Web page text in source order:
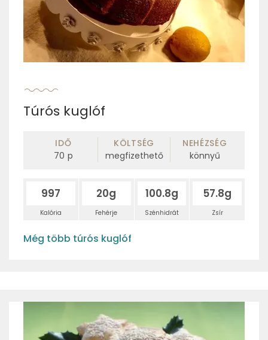
Túrós kuglóf
IDŐ
70 p
KÖLTSÉG
megfizethető
NEHÉZSÉG
könnyű
997
Kalória
20g
Fehérje
100.8g
Szénhidrát
57.8g
Zsír
Még több túrós kuglóf